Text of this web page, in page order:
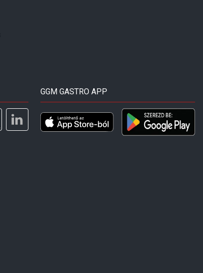
GGM GASTRO APP